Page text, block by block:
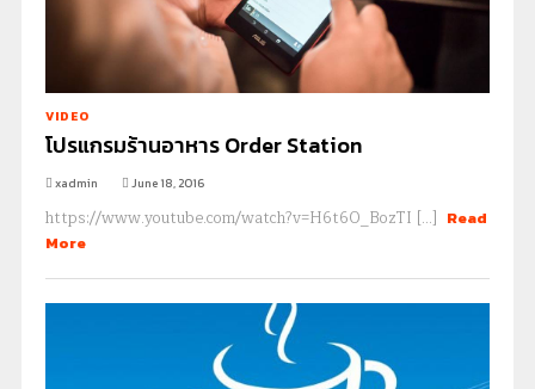
VIDEO
โปรแกรมร้านอาหาร Order Station
xadmin June 18, 2016
https://www.youtube.com/watch?v=H6t6O_BozTI [...] Read
More